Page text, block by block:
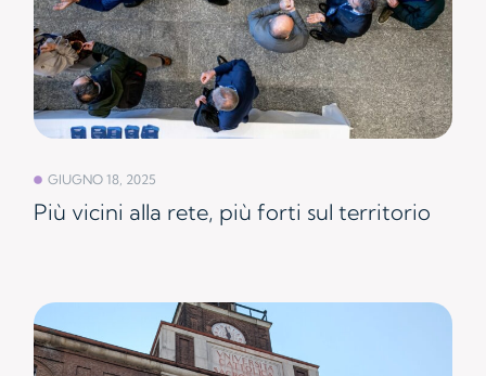
GIUGNO 18, 2025
Più vicini alla rete, più forti sul territorio